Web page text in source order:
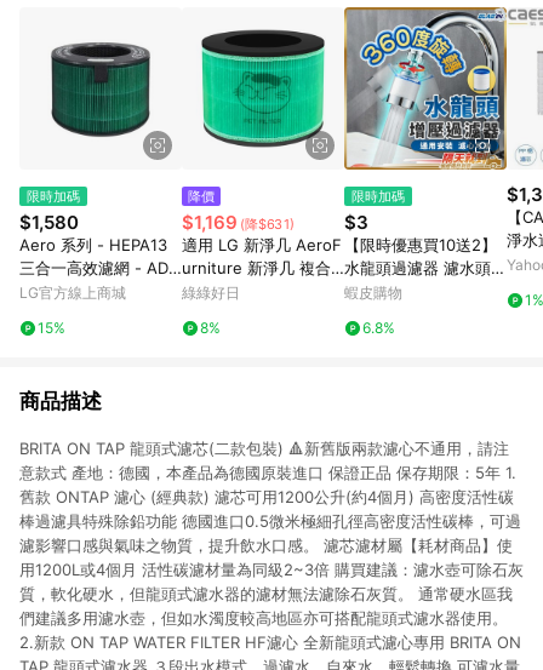
限時加碼
$1,580
Aero 系列 - HEPA13
三合一高效濾網 - ADQ
75801765
LG官方線上商城
15%
降價
$1,169 (降$631)
適用 LG 新淨几 AeroF
urniture 新淨几 複合
式HEPA抗菌濾芯 可水
綠綠好日
8%
限時加碼
$3
【限時優惠買10送2】
水龍頭過濾器 濾水頭
水龍頭 過濾器 現貨 濾
增壓濾水器 淨水器 除
蝦皮購物
6.8%
【
淨水
入一
1%
商品描述
BRITA ON TAP 龍頭式濾芯(二款包裝) 🔺新舊版兩款濾心不通用，請注
意款式 產地：德國，本產品為德國原裝進口 保證正品 保存期限：5年 1.
舊款 ONTAP 濾心 (經典款) 濾芯可用1200公升(約4個月) 高密度活性碳
棒過濾具特殊除鉛功能 德國進口0.5微米極細孔徑高密度活性碳棒，可過
濾影響口感與氣味之物質，提升飲水口感。 濾芯濾材屬【耗材商品】使
用1200L或4個月 活性碳濾材量為同級2~3倍 購買建議：濾水壺可除石灰
質，軟化硬水，但龍頭式濾水器的濾材無法濾除石灰質。 通常硬水區我
們建議多用濾水壺，但如水濁度較高地區亦可搭配龍頭式濾水器使用。
2.新款 ON TAP WATER FILTER HF濾心 全新龍頭式濾心專用 BRITA ON